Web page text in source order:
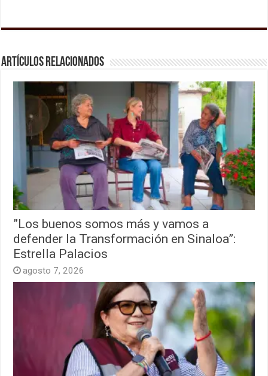
Artículos relacionados
”Los buenos somos más y vamos a
defender la Transformación en Sinaloa”:
Estrella Palacios
agosto 7, 2026